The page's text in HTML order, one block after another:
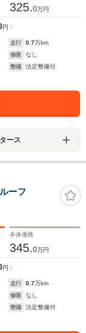
325.0万円
円
走行 0.7万km
修復
なし
整備
法定整備付
ース
ーフ
本体価格
345.0万円
円
走行 0.7万km
修復
なし
整備
法定整備付